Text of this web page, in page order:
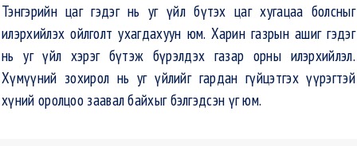
Тэнгэрийн цаг гэдэг нь уг үйл бүтэх цаг хугацаа болсныг
илэрхийлэх ойлголт ухагдахуун юм. Харин газрын ашиг гэдэг
нь уг үйл хэрэг бүтэж бүрэлдэх газар орны илэрхийлэл.
Хүмүүний зохирол нь уг үйлийг гардан гүйцэтгэх үүрэгтэй
хүний оролцоо заавал байхыг бэлгэдсэн үг юм.